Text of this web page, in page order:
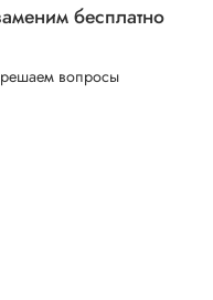
бесплатно
вопросы